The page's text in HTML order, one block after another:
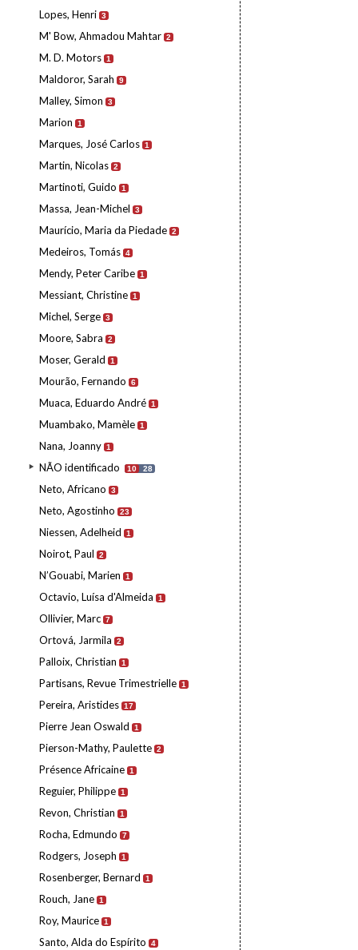
Lopes, Henri 3
M' Bow, Ahmadou Mahtar 2
M. D. Motors 1
Maldoror, Sarah 9
Malley, Simon 3
Marion 1
Marques, José Carlos 1
Martin, Nicolas 2
Martinoti, Guido 1
Massa, Jean-Michel 3
Maurício, Maria da Piedade 2
Medeiros, Tomás 4
Mendy, Peter Caribe 1
Messiant, Christine 1
Michel, Serge 3
Moore, Sabra 2
Moser, Gerald 1
Mourão, Fernando 6
Muaca, Eduardo André 1
Muambako, Mamèle 1
Nana, Joanny 1
NÃO identificado 10 28
Neto, Africano 3
Neto, Agostinho 23
Niessen, Adelheid 1
Noirot, Paul 2
N’Gouabi, Marien 1
Octavio, Luísa d'Almeida 1
Ollivier, Marc 7
Ortová, Jarmila 2
Palloix, Christian 1
Partisans, Revue Trimestrielle 1
Pereira, Aristides 17
Pierre Jean Oswald 1
Pierson-Mathy, Paulette 2
Présence Africaine 1
Reguier, Philippe 1
Revon, Christian 1
Rocha, Edmundo 7
Rodgers, Joseph 1
Rosenberger, Bernard 1
Rouch, Jane 1
Roy, Maurice 1
Santo, Alda do Espírito 4